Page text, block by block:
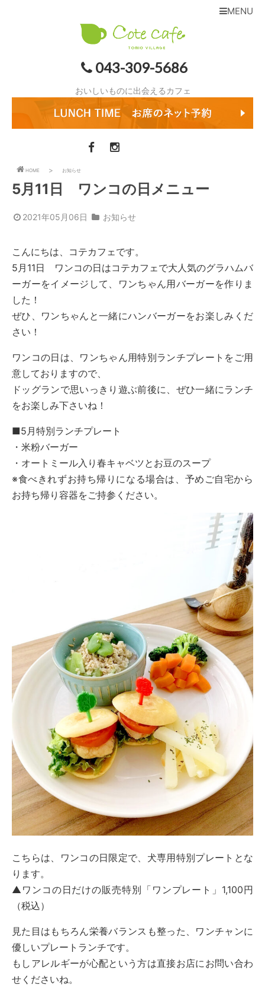
043-309-5686
おいしいものに出会えるカフェ
MENU
HOME お知らせ
5月11日 ワンコの日メニュー
2021年05月06日 お知らせ
こんにちは、コテカフェです。
5月11日 ワンコの日はコテカフェで大人気のグラハムバ
ーガーをイメージして、ワンちゃん用バーガーを作りま
した！
ぜひ、ワンちゃんと一緒にハンバーガーをお楽しみくだ
さい！
ワンコの日は、ワンちゃん用特別ランチプレートをご用
意しておりますので、
ドッグランで思いっきり遊ぶ前後に、ぜひ一緒にランチ
をお楽しみ下さいね！
■5月特別ランチプレート
・米粉バーガー
・オートミール入り春キャベツとお豆のスープ
※食べきれずお持ち帰りになる場合は、予めご自宅から
お持ち帰り容器をご持参ください。
こちらは、ワンコの日限定で、犬専用特別プレートとな
ります。
▲ワンコの日だけの販売特別「ワンプレート」1,100円
（税込）
見た目はもちろん栄養バランスも整った、ワンチャンに
優しいプレートランチです。
もしアレルギーが心配という方は直接お店にお問い合わ
せくださいね。